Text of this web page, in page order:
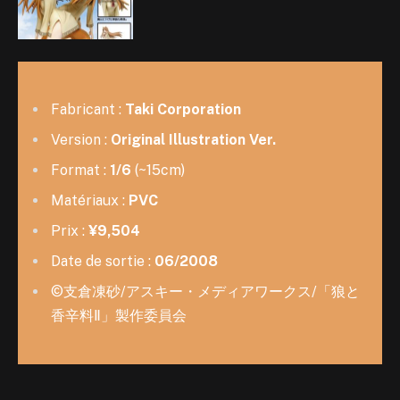
Fabricant : Taki Corporation
Version : Original Illustration Ver.
Format : 1/6 (~15cm)
Matériaux : PVC
Prix : ¥9,504
Date de sortie : 06/2008
©支倉凍砂/アスキー・メディアワークス/「狼と
香辛料Ⅱ」製作委員会